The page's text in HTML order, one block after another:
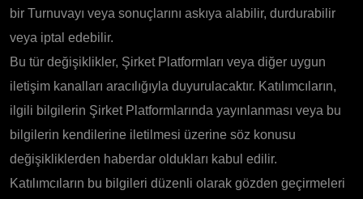
bir Turnuvayı veya sonuçlarını askıya alabilir, durdurabilir
veya iptal edebilir.
Bu tür değişiklikler, Şirket Platformları veya diğer uygun
iletişim kanalları aracılığıyla duyurulacaktır. Katılımcıların,
ilgili bilgilerin Şirket Platformlarında yayınlanması veya bu
bilgilerin kendilerine iletilmesi üzerine söz konusu
değişikliklerden haberdar oldukları kabul edilir.
Katılımcıların bu bilgileri düzenli olarak gözden geçirmeleri